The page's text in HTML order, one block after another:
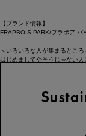
【ブランド情報】
FRAPBOIS PARK/フラボア パ
＜いろいろな人が集まるところ
はじめましてやそうじゃない人
いろいろなアイテムをそろえま
いろいろなクリエイターやアー
今、気になるモノ・コトなど